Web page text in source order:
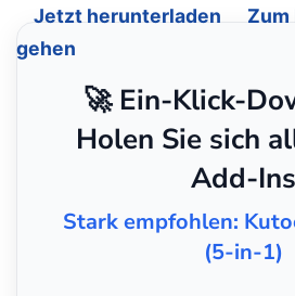
Jetzt herunterladen
Zum
gehen
🚀 Ein-Klick-
Holen Sie sich
Add-Ins
Stark empfohlen:
(5-in-1)